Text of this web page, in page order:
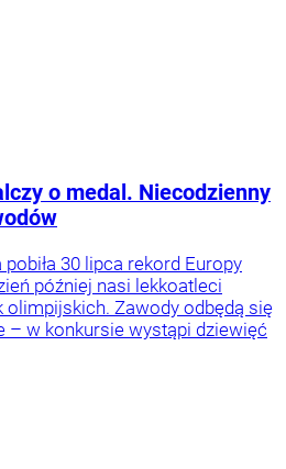
o medal. Niecodzienny
30 lipca rekord Europy
później nasi lekkoatleci
olimpijskich. Zawody odbędą się
– w konkursie wystąpi dziewięć